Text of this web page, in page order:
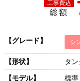
総額
【グレード】 シ
【形状】
タ
【モデル】
標準